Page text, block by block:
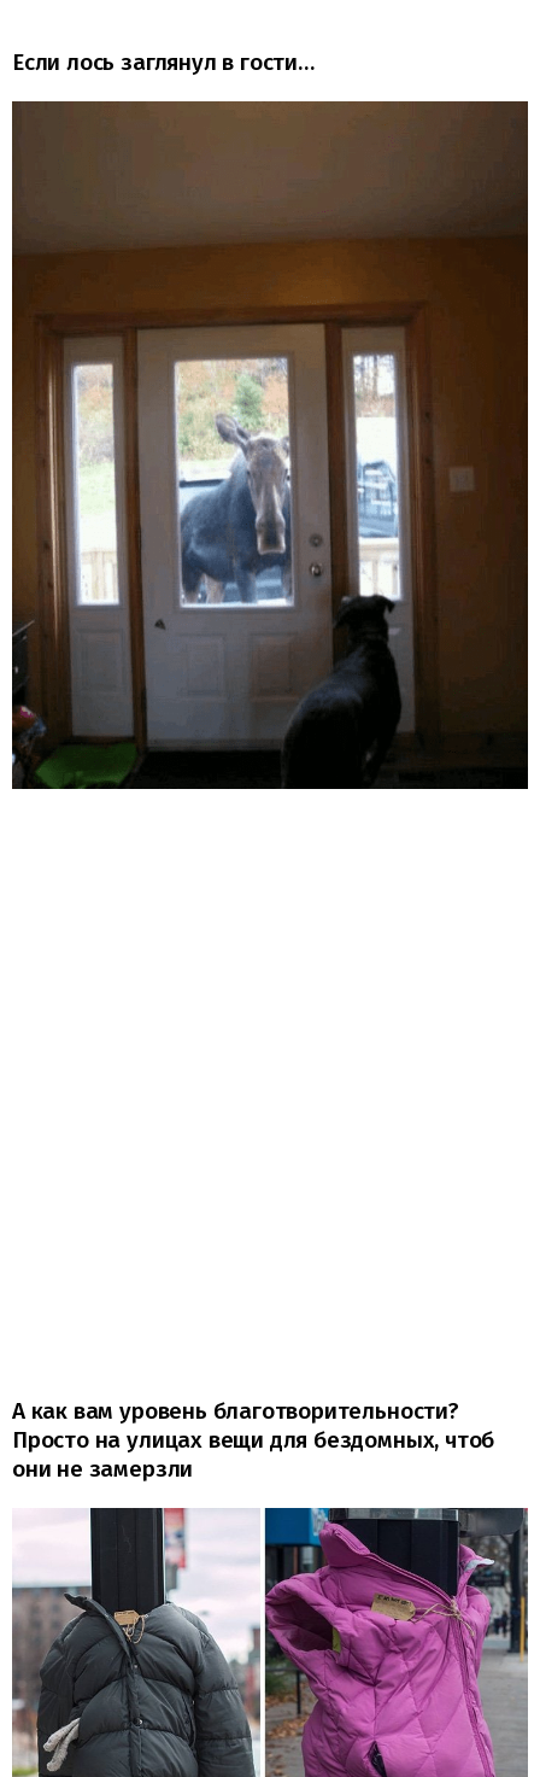
Если лось заглянул в гости…
А как вам уровень благотворительности?
Просто на улицах вещи для бездомных, чтоб
они не замерзли